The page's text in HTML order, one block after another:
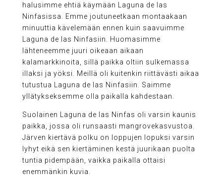
halusimme ehtiä käymään Laguna de las
Ninfasissa. Emme joutuneetkaan montaakaan
minuuttia kävelemään ennen kuin saavuimme
Laguna de las Ninfasiin. Huomasimme
lähteneemme juuri oikeaan aikaan
kalamarkkinoita, sillä paikka oltiin sulkemassa
illaksi ja yöksi. Meillä oli kuitenkin riittävästi aikaa
tutustua Laguna de las Ninfasiin. Saimme
yllätykseksemme olla paikalla kahdestaan.
Suolainen Laguna de las Ninfas oli varsin kaunis
paikka, jossa oli runsaasti mangrovekasvustoa.
Järven kiertävä polku on loppujen lopuksi varsin
lyhyt eikä sen kiertäminen kestä juurikaan puolta
tuntia pidempään, vaikka paikalla ottaisi
enemmänkin kuvia.